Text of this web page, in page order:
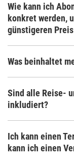
Wie kann ich
konkret werden,
günstigeren
Was beinhaltet
Sind alle Reise-
inkludiert?
Ich kann einen
kann ich einen